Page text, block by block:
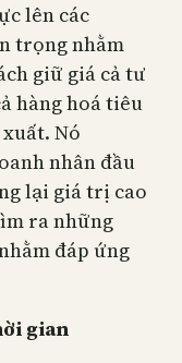
lên các
trọng nhằm
giữ giá cả tư
hàng hoá tiêu
Nó
nhân đầu
lại giá trị cao
ra những
đáp ứng
gian